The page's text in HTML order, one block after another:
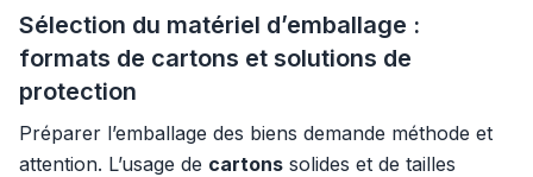
Sélection du matériel d’emballage :
formats de cartons et solutions de
protection
Préparer l’emballage des biens demande méthode et
attention. L’usage de cartons solides et de tailles